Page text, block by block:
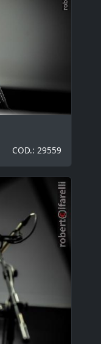
COD.: 29559